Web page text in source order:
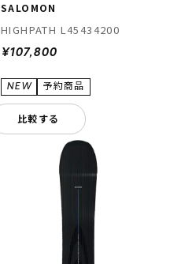
SALOMON
HIGHPATH L45434200
¥107,800
比較する